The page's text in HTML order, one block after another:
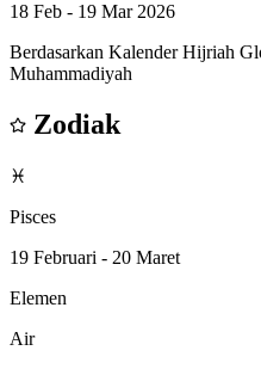
18 Feb - 19 Mar 2026
Berdasarkan Kalender Hijriah
Muhammadiyah
Zodiak
♓
Pisces
19 Februari - 20 Maret
Elemen
Air